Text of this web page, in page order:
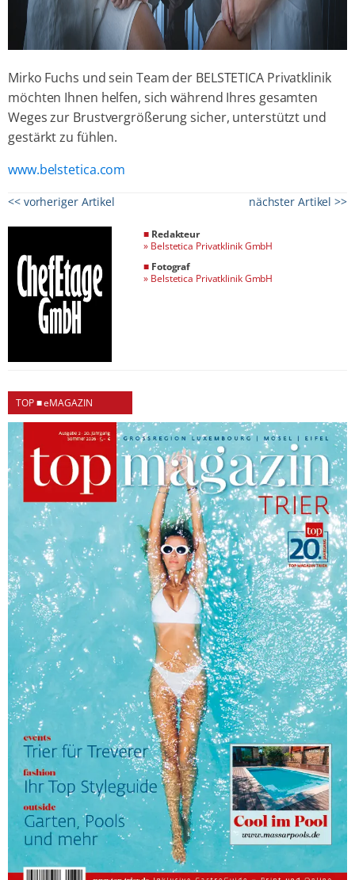
Mirko Fuchs und sein Team der BELSTETICA Privatklinik
möchten Ihnen helfen, sich während Ihres gesamten
Weges zur Brustvergrößerung sicher, unterstützt und
gestärkt zu fühlen.
www.belstetica.com
<< vorheriger Artikel nächster Artikel >>
■ Redakteur
» Belstetica Privatklinik GmbH
■ Fotograf
» Belstetica Privatklinik GmbH
TOP ■ eMAGAZIN